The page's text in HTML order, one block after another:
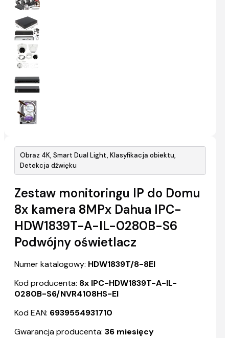
Obraz 4K, Smart Dual Light, Klasyfikacja obiektu,
Detekcja dźwięku
Zestaw monitoringu IP do Domu
8x kamera 8MPx Dahua IPC-
HDW1839T-A-IL-0280B-S6
Podwójny oświetlacz
Numer katalogowy: HDW1839T/8-8EI
Kod producenta: 8x IPC-HDW1839T-A-IL-
0280B-S6/NVR4108HS-EI
Kod EAN: 6939554931710
Gwarancja producenta: 36 miesięcy